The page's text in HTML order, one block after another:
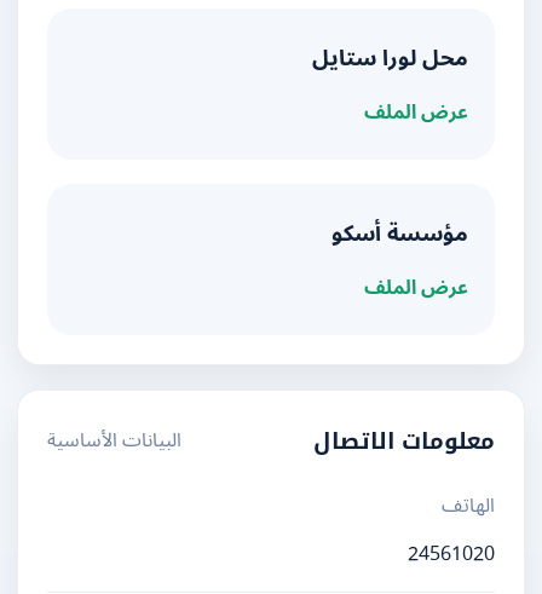
محل لورا ستايل
عرض الملف
مؤسسة أسكو
عرض الملف
معلومات الاتصال
البيانات الأساسية
الهاتف
24561020